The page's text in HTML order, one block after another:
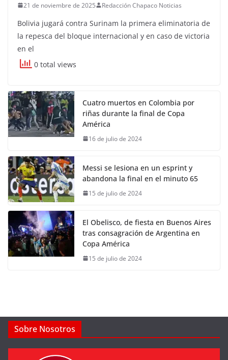
21 de noviembre de 2025 Redacción Chapaco Noticias
Bolivia jugará contra Surinam la primera eliminatoria de
la repesca del bloque internacional y en caso de victoria
en el
0 total views
Cuatro muertos en Colombia por
riñas durante la final de Copa
América
16 de julio de 2024
Messi se lesiona en un esprint y
abandona la final en el minuto 65
15 de julio de 2024
El Obelisco, de fiesta en Buenos Aires
tras consagración de Argentina en
Copa América
15 de julio de 2024
Sobre Nosotros